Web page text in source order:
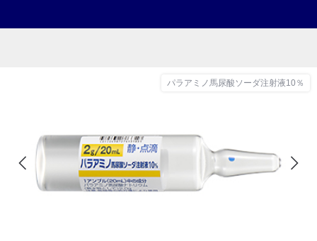
パラアミノ馬尿酸ソーダ注射液10％